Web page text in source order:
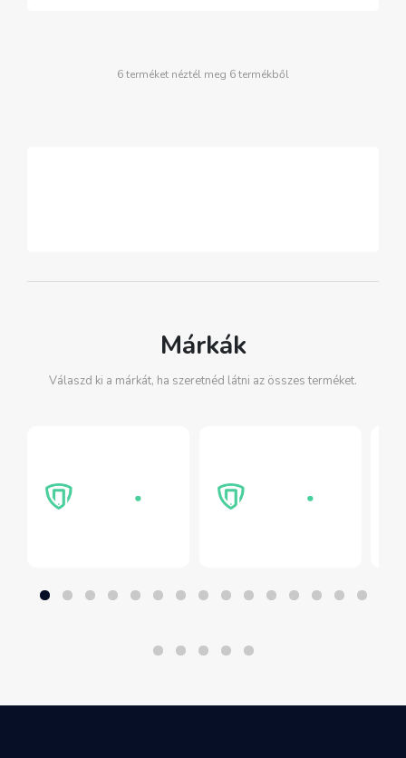
6 terméket néztél meg 6 termékből
Márkák
Válaszd ki a márkát, ha szeretnéd látni az összes terméket.